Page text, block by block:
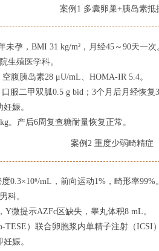
案例1 多囊卵巢+胰岛素抵
未孕，BMI 31 kg/m²，月经45～90天一次
生殖医学科。
腹胰岛素28 μU/mL、HOMA-IR 5.4。
服二甲双胍0.5 g bid；3个月后月经恢
娠。
。产后6周复查糖耐量恢复正常。
案例2 重度少弱畸精症
0.3×10⁶/mL，前向运动1%，畸形率99%。
科。
Y微提示AZFc区缺失，睾丸体积8 mL。
TESE）联合卵胞浆内单精子注射（
娠。